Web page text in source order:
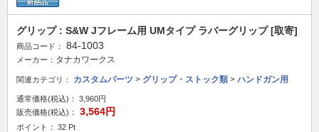
グリップ : S&W Jフレーム用 UMタイプ ラバーグリップ [取寄]
商品コード： 84-1003
メーカー： タナカワークス
関連カテゴリ： カスタムパーツ > グリップ・ストック類 > ハンドガン用
通常価格(税込)：
3,960円
販売価格(税込)：
3,564円
ポイント： 32 Pt